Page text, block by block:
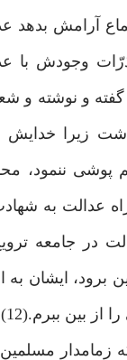
آرامش
وجودش با
و نوشته و
زيرا
ننمود،
راه عدالت به
در جامعه
بين برود،
بين ببرم.(12)
زمامدار